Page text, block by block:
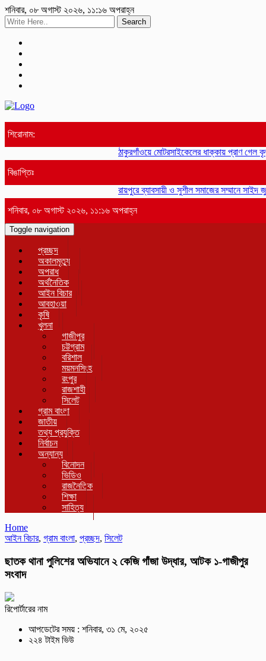
শনিবার, ০৮ অগাস্ট ২০২৬, ১১:১৬ অপরাহ্ন
Search
শিরোনাম:
ঠাকুরগাঁওয়ে মোটরসাইকেলের ধাক্কায় প্রাণ গেল
বিঙাপ্তিঃ
রায়পুরে ব্যাবসায়ী ও সুশীল সমাজের সম্মানে সাইদ
শনিবার, ০৮ অগাস্ট ২০২৬, ১১:১৬ অপরাহ্ন
Toggle navigation
প্রচ্ছদ
অকালমৃত্যু
অপরাধ
অর্থনৈতিক
আইন বিচার
আবহাওয়া
কৃষি
খুলনা
গাজীপুর
চট্টগ্রাম
বরিশাল
ময়মনসিংহ
রংপুর
রাজশাহী
সিলেট
গ্রাম বাংলা
জাতীয়
তথ্য প্রযুক্তি
নির্বাচন
অন্যান্য
বিনোদন
ভিডিও
রাজনৈতিক
শিক্ষা
সাহিত্য
Home
আইন বিচার, গ্রাম বাংলা, প্রচ্ছদ, সিলেট
ছাতক থানা পুলিশের অভিযানে ২ কেজি গাঁজা উদ্ধার, আটক ১-গাজীপুর
সংবাদ
রিপোর্টারের নাম
আপডেটের সময় : শনিবার, ৩১ মে, ২০২৫
২২৪ টাইম ভিউ